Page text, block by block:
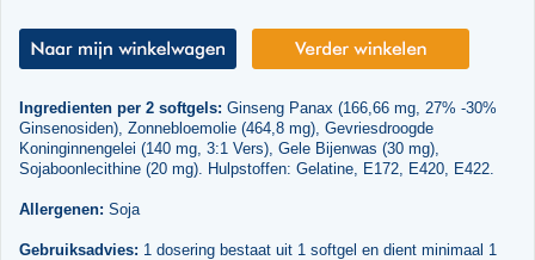
Ingredienten per 2 softgels: Ginseng Panax (166,66 mg, 27% -30%
Ginsenosiden), Zonnebloemolie (464,8 mg), Gevriesdroogde
Koninginnengelei (140 mg, 3:1 Vers), Gele Bijenwas (30 mg),
Sojaboonlecithine (20 mg). Hulpstoffen: Gelatine, E172, E420, E422.
Allergenen: Soja
Gebruiksadvies: 1 dosering bestaat uit 1 softgel en dient minimaal 1